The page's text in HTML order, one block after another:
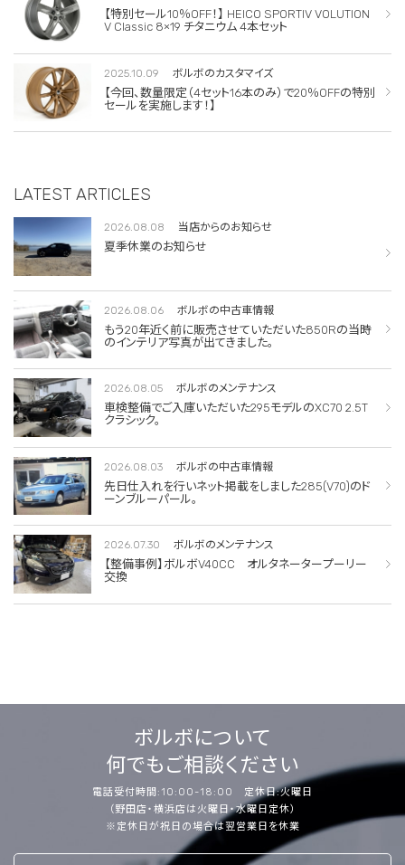
【特別セール10％OFF！】 HEICO SPORTIV VOLUTION
V Classic 8×19 チタニウム 4本セット
2025.10.09 ボルボのカスタマイズ
【今回、数量限定（4セット16本のみ）で20％OFFの特別
セールを実施します！】
LATEST ARTICLES
2026.08.08 当店からのお知らせ
夏季休業のお知らせ
2026.08.06 ボルボの中古車情報
もう20年近く前に販売させていただいた850Rの当時
のインテリア写真が出てきました。
2026.08.05 ボルボのメンテナンス
車検整備でご入庫いただいた295モデルのXC70 2.5T
クラシック。
2026.08.03 ボルボの中古車情報
先日仕入れを行いネット掲載をしました285(V70)のド
ーンブルーパール。
2026.07.30 ボルボのメンテナンス
【整備事例】ボルボV40CC オルタネータープーリー
交換
ボルボについて
何でもご相談ください
電話受付時間:10:00-18:00 定休日:火曜日
（野田店・横浜店は火曜日・水曜日定休）
※定休日が祝日の場合は翌営業日を休業